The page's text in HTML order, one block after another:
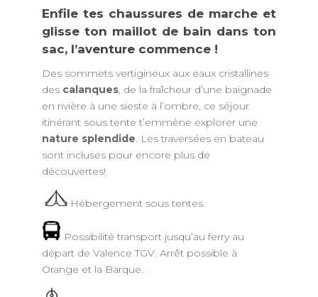
Enfile tes chaussures de marche et
glisse ton maillot de bain dans ton
sac, l’aventure commence !
Des sommets vertigineux aux eaux cristallines
des calanques, de la fraîcheur d’une baignade
en rivière à une sieste à l’ombre, ce séjour
itinérant sous tente t’emmène explorer une
nature splendide. Les traversées en bateau
sont incluses pour encore plus de
découvertes!
Hébergement sous tentes.
Possibilité transport jusqu’au ferry au
départ de Valence TGV. Arrêt possible à
Orange et la Barque.